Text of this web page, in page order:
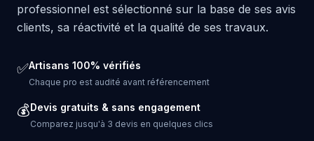
professionnel est sélectionné sur la base de ses avis
clients, sa réactivité et la qualité de ses travaux.
✅Artisans 100% vérifiés
Chaque pro est audité avant référencement
💰Devis gratuits & sans engagement
Comparez jusqu'à 3 devis en quelques clics